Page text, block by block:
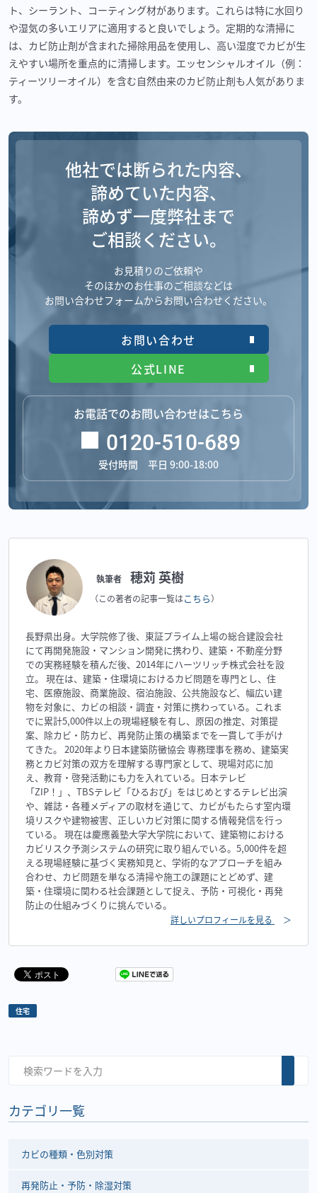
ト、シーラント、コーティング材があります。これらは特に水回り
や湿気の多いエリアに適用すると良いでしょう。定期的な清掃に
は、カビ防止剤が含まれた掃除用品を使用し、高い湿度でカビが生
えやすい場所を重点的に清掃します。エッセンシャルオイル（例：
ティーツリーオイル）を含む自然由来のカビ防止剤も人気がありま
す。
他社では断られた内容、
諦めていた内容、
諦めず一度弊社まで
ご相談ください。
お見積りのご依頼や
そのほかのお仕事のご相談などは
お問い合わせフォームからお問い合わせください。
お問い合わせ
公式LINE
お電話でのお問い合わせはこちら
0120-510-689
受付時間 平日 9:00-18:00
執筆者 穂苅 英樹
（この著者の記事一覧はこちら）
長野県出身。大学院修了後、東証プライム上場の総合建設会社
にて再開発施設・マンション開発に携わり、建築・不動産分野
での実務経験を積んだ後、2014年にハーツリッチ株式会社を設
立。 現在は、建築・住環境におけるカビ問題を専門とし、住
宅、医療施設、商業施設、宿泊施設、公共施設など、幅広い建
物を対象に、カビの相談・調査・対策に携わっている。これま
でに累計5,000件以上の現場経験を有し、原因の推定、対策提
案、除カビ・防カビ、再発防止策の構築までを一貫して手がけ
てきた。 2020年より日本建築防黴協会 専務理事を務め、建築実
務とカビ対策の双方を理解する専門家として、現場対応に加
え、教育・啓発活動にも力を入れている。日本テレビ
「ZIP！」、TBSテレビ「ひるおび」をはじめとするテレビ出演
や、雑誌・各種メディアの取材を通じて、カビがもたらす室内環
境リスクや建物被害、正しいカビ対策に関する情報発信を行っ
ている。 現在は慶應義塾大学大学院において、建築物における
カビリスク予測システムの研究に取り組んでいる。5,000件を超
える現場経験に基づく実務知見と、学術的なアプローチを組み
合わせ、カビ問題を単なる清掃や施工の課題にとどめず、建
築・住環境に関わる社会課題として捉え、予防・可視化・再発
防止の仕組みづくりに挑んでいる。
詳しいプロフィールを見る ＞
住宅
カテゴリ一覧
カビの種類・色別対策
再発防止・予防・除湿対策